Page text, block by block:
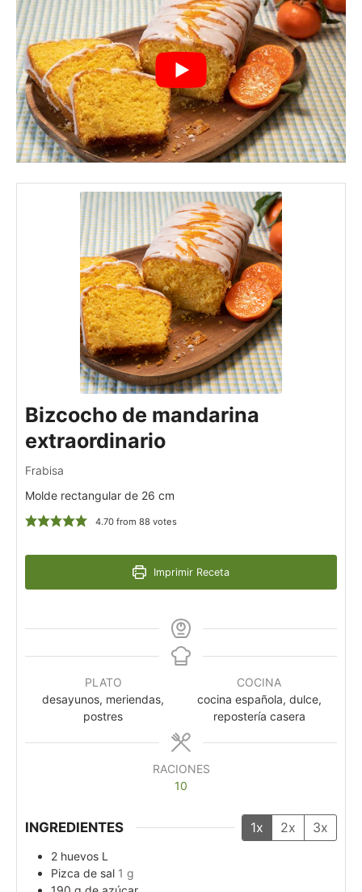
Bizcocho de mandarina
extraordinario
Frabisa
Molde rectangular de 26 cm
4.70from 88 votes
Imprimir Receta
PLATO
desayunos, meriendas,
postres
COCINA
cocina española, dulce,
repostería casera
RACIONES
10
INGREDIENTES 1x 2x 3x
2 huevos L
Pizca de sal 1 g